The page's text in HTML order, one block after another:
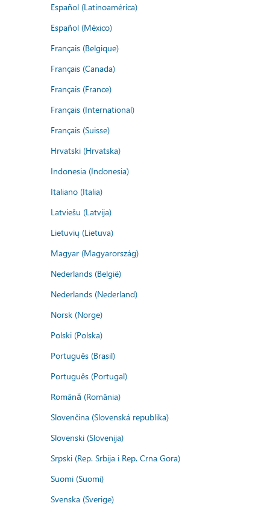
Español (Latinoamérica)
Español (México)
Français (Belgique)
Français (Canada)
Français (France)
Français (International)
Français (Suisse)
Hrvatski (Hrvatska)
Indonesia (Indonesia)
Italiano (Italia)
Latviešu (Latvija)
Lietuvių (Lietuva)
Magyar (Magyarország)
Nederlands (België)
Nederlands (Nederland)
Norsk (Norge)
Polski (Polska)
Português (Brasil)
Português (Portugal)
Română (România)
Slovenčina (Slovenská republika)
Slovenski (Slovenija)
Srpski (Rep. Srbija i Rep. Crna Gora)
Suomi (Suomi)
Svenska (Sverige)